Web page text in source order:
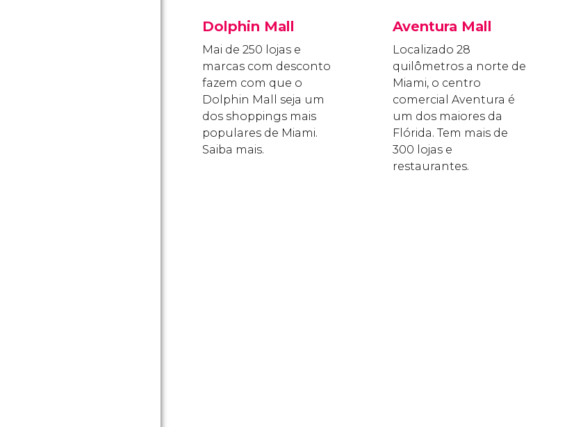
Dolphin Mall
Mai de 250 lojas e
marcas com desconto
fazem com que o
Dolphin Mall seja um
dos shoppings mais
populares de Miami.
Saiba mais.
Aventura Mall
Localizado 28
quilômetros a norte de
Miami, o centro
comercial Aventura é
um dos maiores da
Flórida. Tem mais de
300 lojas e
restaurantes.